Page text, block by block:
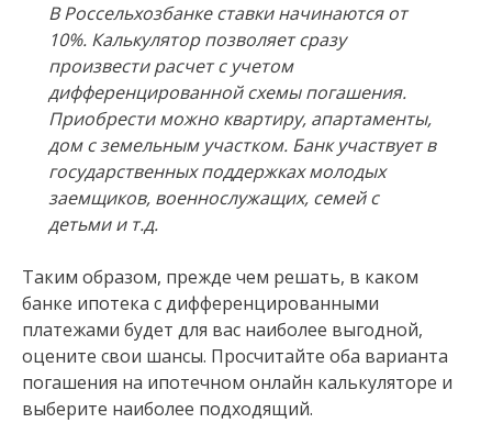
В Россельхозбанке ставки начинаются от
10%. Калькулятор позволяет сразу
произвести расчет с учетом
дифференцированной схемы погашения.
Приобрести можно квартиру, апартаменты,
дом с земельным участком. Банк участвует в
государственных поддержках молодых
заемщиков, военнослужащих, семей с
детьми и т.д.
Таким образом, прежде чем решать, в каком
банке ипотека с дифференцированными
платежами будет для вас наиболее выгодной,
оцените свои шансы. Просчитайте оба варианта
погашения на ипотечном онлайн калькуляторе и
выберите наиболее подходящий.